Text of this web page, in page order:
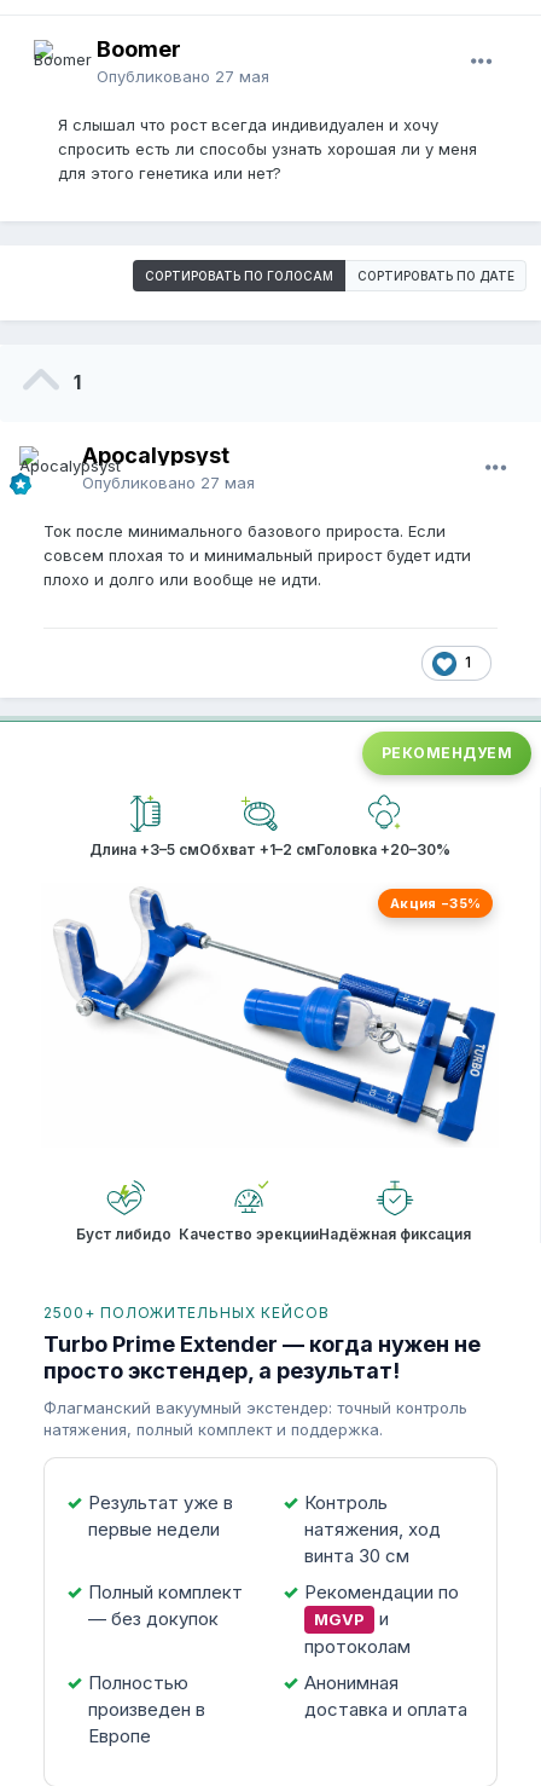
Boomer
Опубликовано 27 мая
Я слышал что рост всегда индивидуален и хочу
спросить есть ли способы узнать хорошая ли у меня
для этого генетика или нет?
СОРТИРОВАТЬ ПО ГОЛОСАМ СОРТИРОВАТЬ ПО ДАТЕ
1
Apocalypsyst
Опубликовано 27 мая
Ток после минимального базового прироста. Если
совсем плохая то и минимальный прирост будет идти
плохо и долго или вообще не идти.
1
РЕКОМЕНДУЕМ
Длина +3–5 смОбхват +1–2 смГоловка +20–30%
Акция −35%
Буст либидо Качество эрекцииНадёжная фиксация
2500+ ПОЛОЖИТЕЛЬНЫХ КЕЙСОВ
Turbo Prime Extender — когда нужен не
просто экстендер, а результат!
Флагманский вакуумный экстендер: точный контроль
натяжения, полный комплект и поддержка.
Результат уже в
первые недели
Контроль
натяжения, ход
винта 30 см
Полный комплект
— без докупок
Рекомендации по
MGVP
и
протоколам
Полностью
произведен в
Европе
Анонимная
доставка и оплата